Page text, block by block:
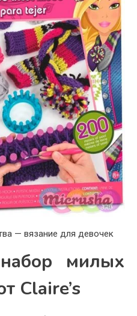
— вязание для девочек
милых
Claire’s